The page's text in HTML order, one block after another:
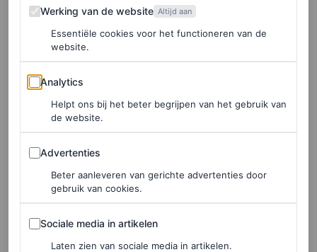
Celine
Werking van de website
Werking van de website Altijd aan
Essentiële cookies voor het functioneren van de
website.
Analytics
Analytics
Helpt ons bij het beter begrijpen van het gebruik van
de website.
Advertenties
Advertenties
Beter aanleveren van gerichte advertenties door
gebruik van cookies.
Sociale media in artikelen
Sociale media in artikelen
Laten zien van sociale media in artikelen.